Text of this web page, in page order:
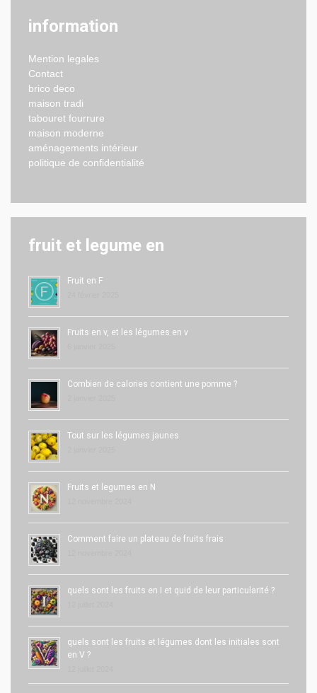
information
Mention legales
Contact
brico deco
maison tradi
tabouret fourrure
maison moderne
aménagements intérieur
politique de confidentialité
fruit et legume en
Fruit en F
Fruits en v, et les légumes en v
Combien de calories contient une pomme ?
Tout sur les légumes jaunes
Fruits et legumes en N
Comment faire un plateau de fruits frais
quels sont les fruits en I et quid de leur particularité ?
quels sont les fruits et légumes dont les initiales sont
en V ?